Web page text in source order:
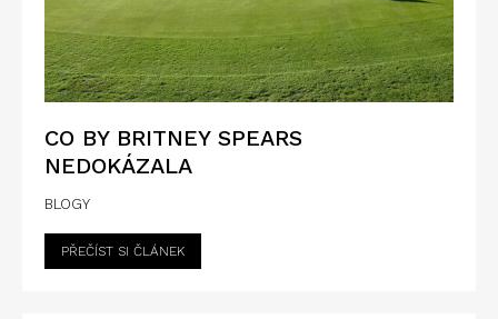
CO BY BRITNEY SPEARS
NEDOKÁZALA
BLOGY
PŘEČÍST SI ČLÁNEK